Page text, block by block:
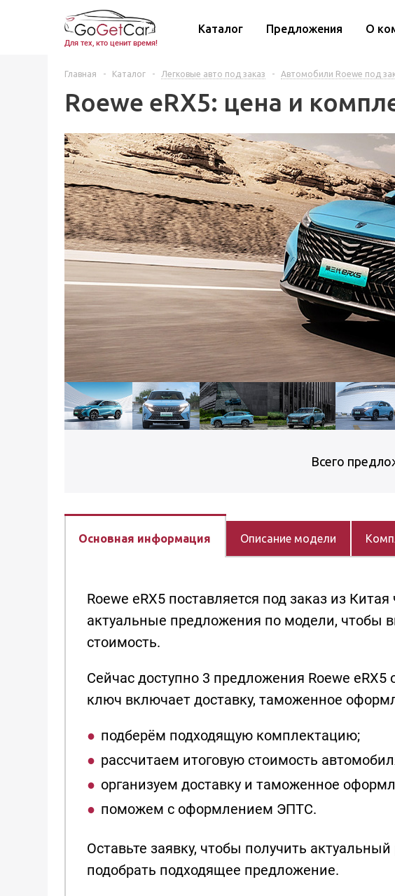
Для тех, кто ценит время!
Каталог Предложения О
Главная - Каталог - Легковые авто под заказ - Автомобили Roewe под
Roewe eRX5: цена и
Всего
Основная информация Описание модели
Roewe eRX5 поставляется под заказ из
актуальные предложения по модели, чтобы
стоимость.
Сейчас доступно 3 предложения Roewe
ключ включает доставку, таможенное
подберём подходящую комплектацию;
рассчитаем итоговую стоимость
организуем доставку и таможенное
поможем с оформлением ЭПТС.
Оставьте заявку, чтобы получить
подобрать подходящее предложение.